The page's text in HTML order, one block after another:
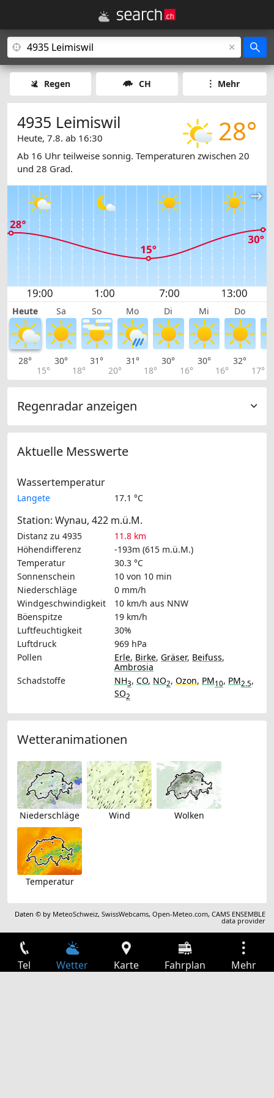
Regen CH Mehr
28°
4935 Leimiswil
Heute, 7.8. ab 16:30
Ab 16 Uhr teilweise sonnig. Temperaturen zwischen 20
und 28 Grad.
Heute Sa So Mo Di Mi Do
28°
15°
30°
18°
31°
20°
31°
18°
30°
16°
30°
16°
32°
17°
Regenradar anzeigen
Aktuelle Messwerte
Wassertemperatur
Langete 17.1 °C
Station: Wynau, 422 m.ü.M.
Distanz zu 4935
11.8 km
Höhendifferenz
-193m (615 m.ü.M.)
Temperatur
30.3 °C
Sonnenschein
10 von 10 min
Niederschläge
0 mm/h
Windgeschwindigkeit
10 km/h aus NNW
Böenspitze
19 km/h
Luftfeuchtigkeit
30%
Luftdruck
969 hPa
Pollen
Erle, Birke, Gräser, Beifuss,
Ambrosia
Schadstoffe
NH3, CO, NO2, Ozon, PM10, PM2.5,
SO2
Wetteranimationen
Niederschläge Wind Wolken
Temperatur
Daten © by MeteoSchweiz,SwissWebcams,Open-Meteo.com,CAMS ENSEMBLE
data provider
Tel Wetter Karte Fahrplan Mehr